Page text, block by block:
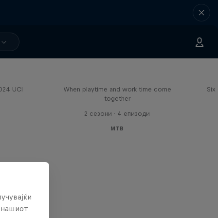
UCI
When playtime and work time come
together
2 сезони · 4 епизоди
MTB
Six
нашиот